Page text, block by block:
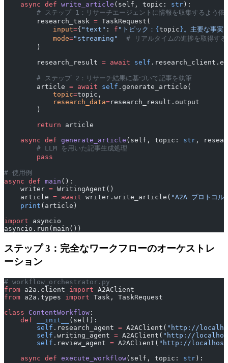
    async
def write_article (self, topic: str ):
# ステップ 1：リサーチエージェントに情報を収集するよう依
        research_task
= TaskRequest(
            input
={ "text" : f "トピック： { topic }。主要な事実
            mode
="streaming"
# リアルタイムの進捗を取得す
        )
        research_result
= await self
        # ステップ 2：リサーチ結果に基づいて記事を執筆
        article
= await self .generate_article(
            topic
=topic,
            research_data
=research_result.output
        )
        return
article
    async
def generate_article (self, topic: str ,
        # LLM を用いた記事生成処理
        pass
# 使用例
async def main ():
    writer
= WritingAgent()
    article
= await writer.write_article( "A2A プロトコル
    print
(article)
import asyncio
asyncio.run(main())
ステップ 3：完全なワークフローのオーケストレ
ーション
# workflow_orchestrator.py
from a2a.client import A2AClient
from a2a.types import Task, TaskRequest
class ContentWorkflow :
    def
__init__
(self):
        self
.research_agent = A2AClient( "http://
        self
.writing_agent = A2AClient( "http://
        self
.review_agent = A2AClient( "http://
    async
def execute_workflow(self, topic: str):